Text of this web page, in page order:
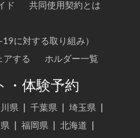
ド
共同使用契約とは
に対する取り組み）
アする
ホルダー一覧
・体験予約
県 千葉県 埼玉県
福岡県 北海道